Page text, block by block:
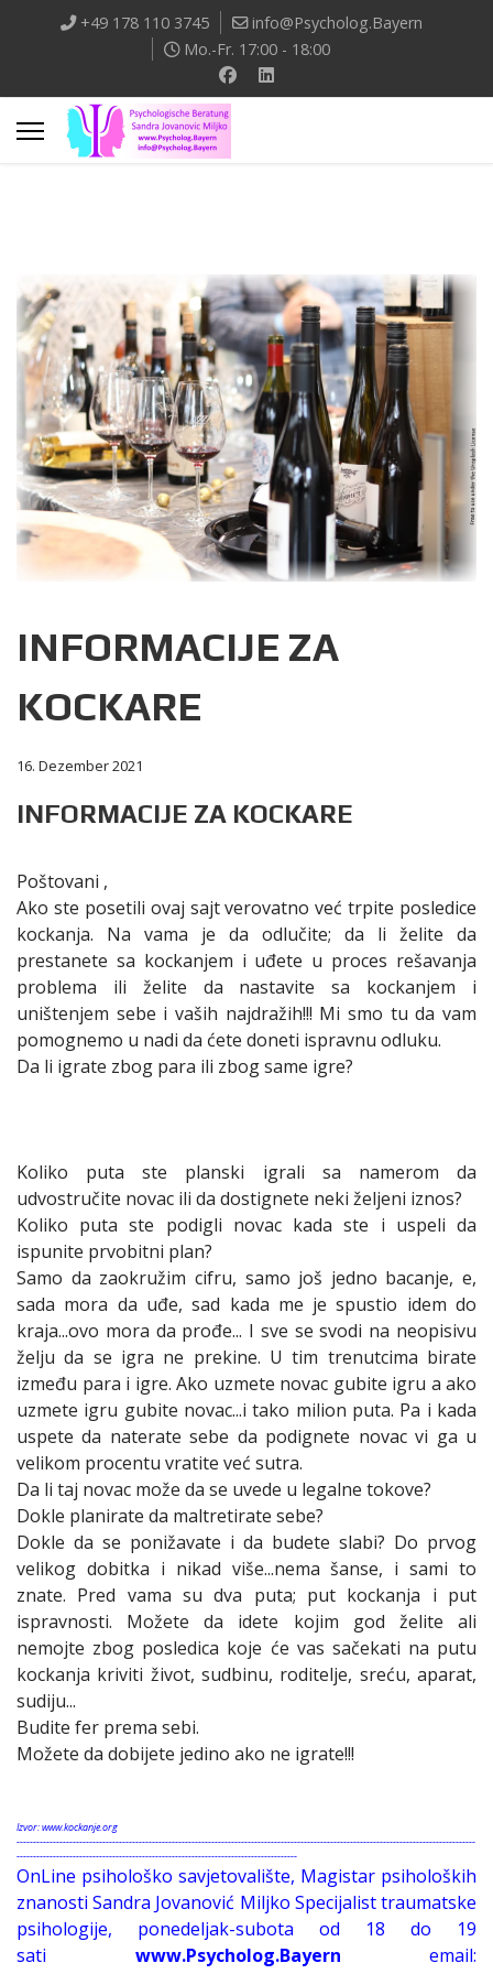
+49 178 110 3745
info@Psycholog.Bayern
Mo.-Fr. 17:00 - 18:00
INFORMACIJE ZA
KOCKARE
16. Dezember 2021
INFORMACIJE ZA KOCKARE
Poštovani ,
Ako ste posetili ovaj sajt verovatno već trpite posledice
kockanja. Na vama je da odlučite; da li želite da
prestanete sa kockanjem i uđete u proces rešavanja
problema ili želite da nastavite sa kockanjem i
uništenjem sebe i vaših najdražih!!! Mi smo tu da vam
pomognemo u nadi da ćete doneti ispravnu odluku.
Da li igrate zbog para ili zbog same igre?
Koliko puta ste planski igrali sa namerom da
udvostručite novac ili da dostignete neki željeni iznos?
Koliko puta ste podigli novac kada ste i uspeli da
ispunite prvobitni plan?
Samo da zaokružim cifru, samo još jedno bacanje, e,
sada mora da uđe, sad kada me je spustio idem do
kraja...ovo mora da prođe... I sve se svodi na neopisivu
želju da se igra ne prekine. U tim trenutcima birate
između para i igre. Ako uzmete novac gubite igru a ako
uzmete igru gubite novac...i tako milion puta. Pa i kada
uspete da naterate sebe da podignete novac vi ga u
velikom procentu vratite već sutra.
Da li taj novac može da se uvede u legalne tokove?
Dokle planirate da maltretirate sebe?
Dokle da se ponižavate i da budete slabi? Do prvog
velikog dobitka i nikad više...nema šanse, i sami to
znate. Pred vama su dva puta; put kockanja i put
ispravnosti. Možete da idete kojim god želite ali
nemojte zbog posledica koje će vas sačekati na putu
kockanja kriviti život, sudbinu, roditelje, sreću, aparat,
sudiju...
Budite fer prema sebi.
Možete da dobijete jedino ako ne igrate!!!
Izvor: www.kockanje.org
-------------------------------------------------------------------------------------------------------------------------------------------
-------------------------------------------------------------------------------------
OnLine psihološko savjetovalište, Magistar psiholoških
znanosti Sandra Jovanović Miljko Specijalist traumatske
psihologije, ponedeljak-subota od 18 do 19
sati www.Psycholog.Bayern email: